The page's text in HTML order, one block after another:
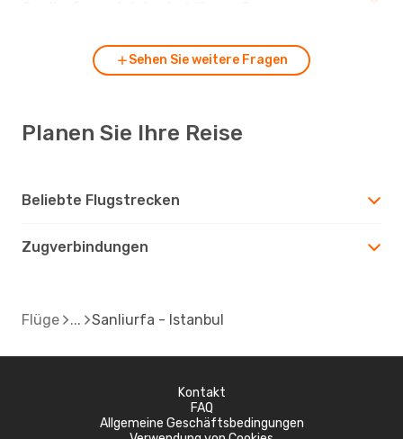
Sehen Sie weitere Fragen
Planen Sie Ihre Reise
Beliebte Flugstrecken
Zugverbindungen
Flüge Sanliurfa - Istanbul
Kontakt
FAQ
Allgemeine Geschäftsbedingungen